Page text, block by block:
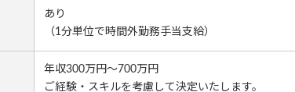
あり
（1分単位で時間外勤務手当支給）
年収300万円～700万円
ご経験・スキルを考慮して決定いたします。